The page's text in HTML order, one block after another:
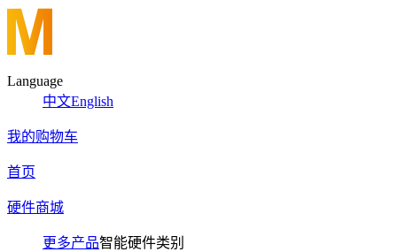
Language
中文English
我的购物车
首页
硬件商城
更多产品智能硬件类别